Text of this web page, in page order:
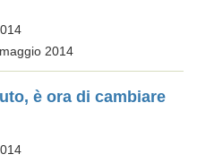
maggio 2014
è ora di cambiare